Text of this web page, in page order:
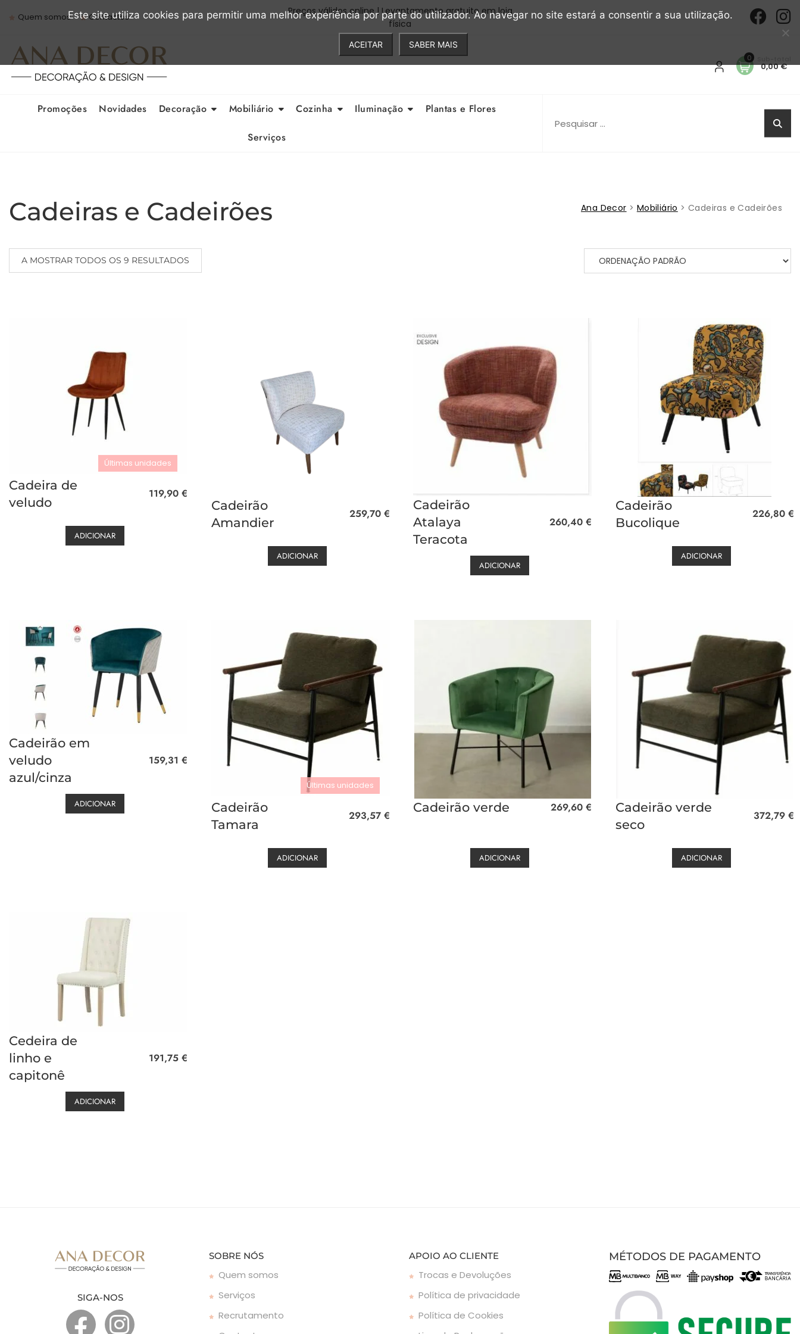
Quem somos Contactos
Preços válidos online | Levantamento gratuito em loja
física
0
0,00 €
Promoções Novidades Decoração Mobiliário Cozinha Iluminação Plantas e Flores
Serviços
Cadeiras e Cadeirões Ana Decor > Mobiliário > Cadeiras e Cadeirões
A MOSTRAR TODOS OS 9 RESULTADOS
Últimas unidades
Cadeira de
veludo
119,90 €
ADICIONAR
Cadeirão
Amandier
259,70 €
ADICIONAR
Cadeirão
Atalaya
Teracota
260,40€
ADICIONAR
Cadeirão
Bucolique
226,80 €
ADICIONAR
Cadeirão em
veludo
azul/cinza
159,31 €
ADICIONAR
Últimas unidades
Cadeirão
Tamara
293,57 €
ADICIONAR
Cadeirão verde 269,60€
ADICIONAR
Cadeirão verde
seco
372,79 €
ADICIONAR
Cedeira de
linho e
capitonê
191,75 €
ADICIONAR
SIGA-NOS
SOBRE NÓS
Quem somos
Serviços
Recrutamento
APOIO AO CLIENTE
Trocas e Devoluções
Política de privacidade
Política de Cookies
MÉTODOS DE PAGAMENTO
Este site utiliza cookies para permitir uma melhor experiência por parte do utilizador. Ao navegar no site estará a consentir a sua utilização.
ACEITAR SABER MAIS